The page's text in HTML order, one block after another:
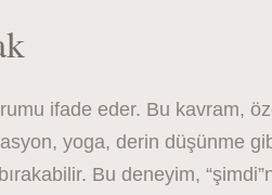
ifade eder. Bu kavram,
yoga, derin düşünme
Bu deneyim,